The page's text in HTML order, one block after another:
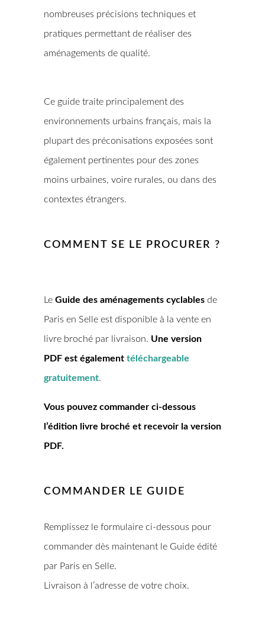
nombreuses précisions techniques et
pratiques permettant de réaliser des
aménagements de qualité.
Ce guide traite principalement des
environnements urbains français, mais la
plupart des préconisations exposées sont
également pertinentes pour des zones
moins urbaines, voire rurales, ou dans des
contextes étrangers.
COMMENT SE LE PROCURER ?
Le Guide des aménagements cyclables de
Paris en Selle est disponible à la vente en
livre broché par livraison. Une version
PDF est également téléchargeable
gratuitement.
Vous pouvez commander ci-dessous
l’édition livre broché et recevoir la version
PDF.
COMMANDER LE GUIDE
Remplissez le formulaire ci-dessous pour
commander dès maintenant le Guide édité
par Paris en Selle.
Livraison à l’adresse de votre choix.